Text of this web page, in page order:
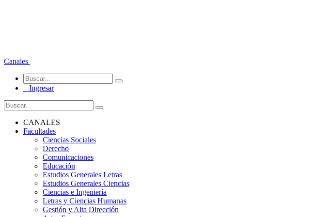
Canales
Ingresar
CANALES
Facultades
Ciencias Sociales
Derecho
Comunicaciones
Educación
Estudios Generales Letras
Estudios Generales Ciencias
Ciencias e Ingeniería
Letras y Ciencias Humanas
Gestión y Alta Dirección